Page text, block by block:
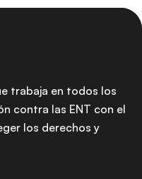
trabaja en todos los
contra las ENT con el
los derechos y